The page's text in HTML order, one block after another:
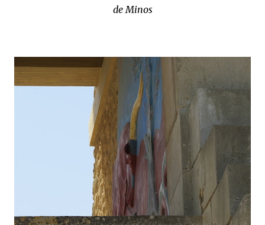
de Minos